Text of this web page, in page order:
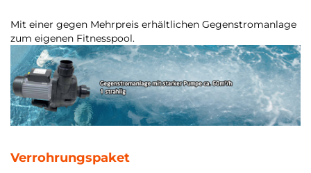
Mit einer gegen Mehrpreis erhältlichen Gegenstromanlage
zum eigenen Fitnesspool.
Verrohrungspaket